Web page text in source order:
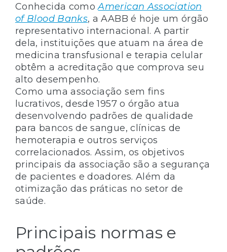
Conhecida comoAmerican Association
of Blood Banks, a AABB é hoje um órgão
representativo internacional. A partir
dela, instituições que atuam na área de
medicina transfusional e terapia celular
obtêm a acreditação que comprova seu
alto desempenho.
Como uma associação sem fins
lucrativos, desde 1957 o órgão atua
desenvolvendo padrões de qualidade
para bancos de sangue, clínicas de
hemoterapia e outros serviços
correlacionados. Assim, os objetivos
principais da associação são a segurança
de pacientes e doadores. Além da
otimização das práticas no setor de
saúde.
Principais normas e